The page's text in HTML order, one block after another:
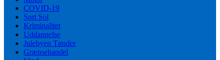
COVID-19
Sort Sol
Kriminalitet
Uddannelse
Julebyen Tønder
Grænsehandel